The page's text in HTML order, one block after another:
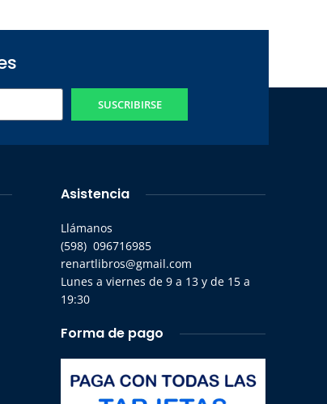
SUSCRIBIRSE
Asistencia
Llámanos
(598) 096716985
renartlibros@gmail.com
Lunes a viernes de 9 a 13 y de 15 a
19:30
Forma de pago